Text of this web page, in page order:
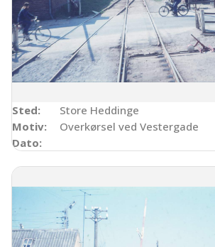
Sted:
Store Heddinge
Motiv:
Overkørsel ved Vestergade
Dato: